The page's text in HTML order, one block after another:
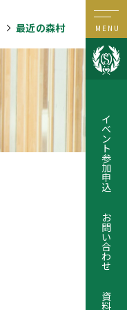
MENU
イ
ベ
ン
ト
参
加
申
込
お
問
い
合
わ
せ
資
料
最近の森村